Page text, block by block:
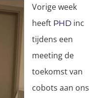
Vorige week
heeft PHD inc
tijdens een
meeting de
toekomst van
cobots aan ons